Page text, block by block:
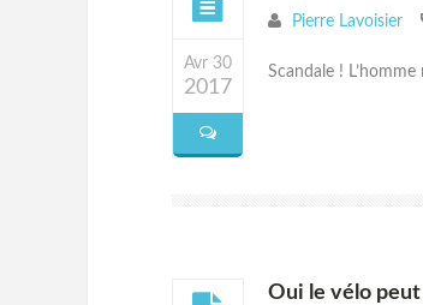
Avr 30
2017
Pierre Lavoisier
Scandale !
Oui le vélo